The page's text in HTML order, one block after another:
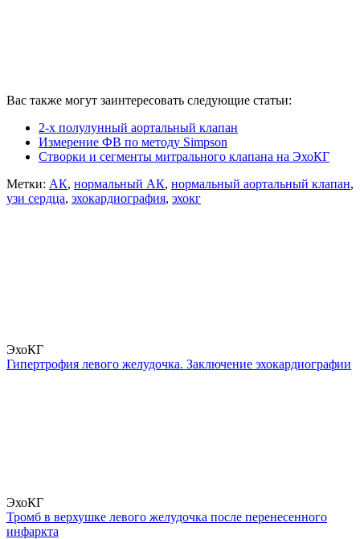
Вас также могут заинтересовать следующие статьи:
2-х полулунный аортальный клапан
Измерение ФВ по методу Simpson
Створки и сегменты митрального клапана на ЭхоКГ
Метки: АК, нормальный АК, нормальный аортальный клапан,
узи сердца, эхокардиография, эхокг
ЭхоКГ
Гипертрофия левого желудочка. Заключение эхокардиографии
ЭхоКГ
Тромб в верхушке левого желудочка после перенесенного
инфаркта